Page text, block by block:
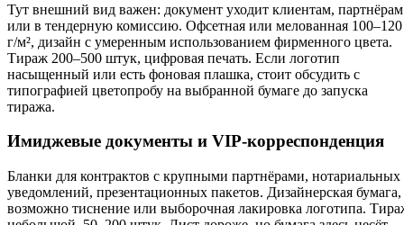
Тут внешний вид важен: документ уходит клиентам, партнёрам
или в тендерную комиссию. Офсетная или мелованная 100–120
г/м², дизайн с умеренным использованием фирменного цвета.
Тираж 200–500 штук, цифровая печать. Если логотип
насыщенный или есть фоновая плашка, стоит обсудить с
типографией цветопробу на выбранной бумаге до запуска
тиража.
Имиджевые документы и VIP-корреспонденция
Бланки для контрактов с крупными партнёрами, нотариальных
уведомлений, презентационных пакетов. Дизайнерская бумага,
возможно тиснение или выборочная лакировка логотипа.